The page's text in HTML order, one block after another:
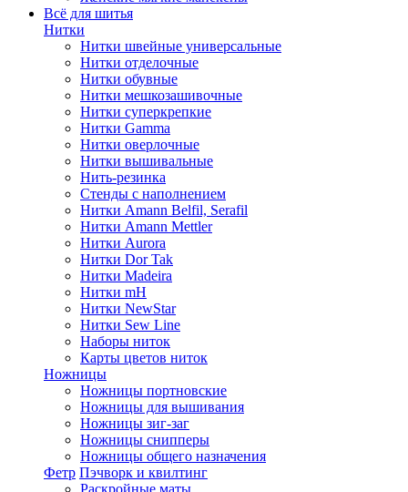
Всё для шитья
Нитки
Нитки швейные универсальные
Нитки отделочные
Нитки обувные
Нитки мешкозашивочные
Нитки суперкрепкие
Нитки Gamma
Нитки оверлочные
Нитки вышивальные
Нить-резинка
Стенды с наполнением
Нитки Amann Belfil, Serafil
Нитки Amann Mettler
Нитки Aurora
Нитки Dor Tak
Нитки Madeira
Нитки mH
Нитки NewStar
Нитки Sew Line
Наборы ниток
Карты цветов ниток
Ножницы
Ножницы портновские
Ножницы для вышивания
Ножницы зиг-заг
Ножницы снипперы
Ножницы общего назначения
Фетр Пэчворк и квилтинг
Раскройные маты